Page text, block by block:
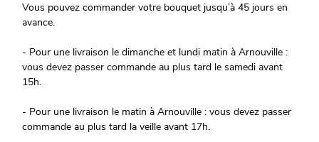
Vous pouvez commander votre bouquet jusqu’à 45 jours en
avance.
- Pour une livraison le dimanche et lundi matin à Arnouville :
vous devez passer commande au plus tard le samedi avant
15h.
- Pour une livraison le matin à Arnouville : vous devez passer
commande au plus tard la veille avant 17h.